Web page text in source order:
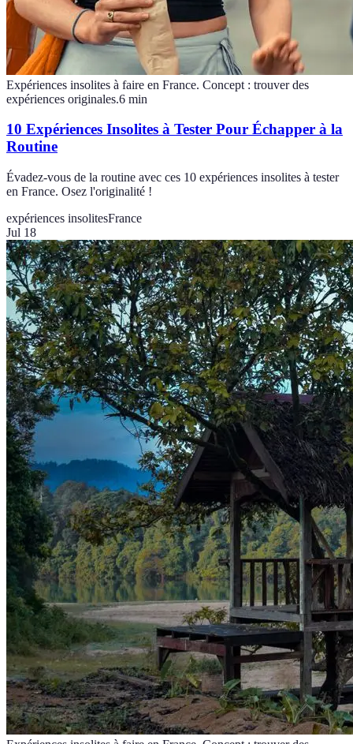
Expériences insolites à faire en France. Concept : trouver des
expériences originales.6 min
10 Expériences Insolites à Tester Pour Échapper à la
Routine
Évadez-vous de la routine avec ces 10 expériences insolites à tester
en France. Osez l'originalité !
expériences insolitesFrance
Jul 18